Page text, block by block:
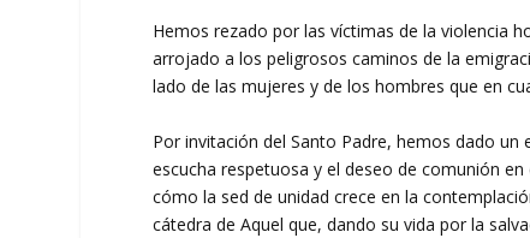
Hemos rezado por las víctimas de la violencia
arrojado a los peligrosos caminos de la
lado de las mujeres y de los hombres que en
Por invitación del Santo Padre, hemos dado
escucha respetuosa y el deseo de comunión
cómo la sed de unidad crece en la
cátedra de Aquel que, dando su vida por la